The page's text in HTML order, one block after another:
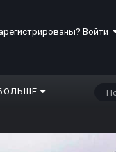
Войти